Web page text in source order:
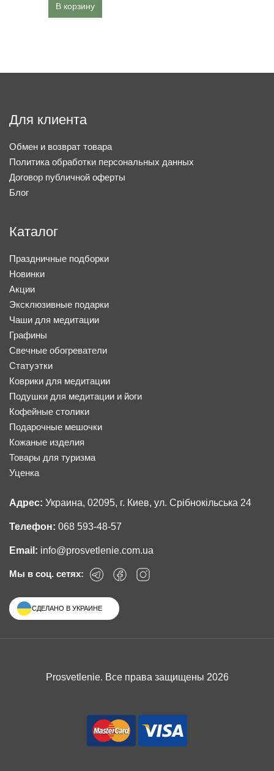
В корзину
Для клиента
Обмен и возврат товара
Политика обработки персональных данных
Договор публичной оферты
Блог
Каталог
Праздничные подборки
Новинки
Акции
Эксклюзивные подарки
Чаши для медитации
Графины
Свечные обогреватели
Статуэтки
Коврики для медитации
Подушки для медитации и йоги
Кофейные столики
Подарочные мешочки
Кожаные изделия
Товары для туризма
Уценка
Адрес: Украина, 02095, г. Киев, ул. Срібнокільська 24
Телефон: 068 593-48-57
Email: info@prosvetlenie.com.ua
Мы в соц. сетях:
СДЕЛАНО В УКРАИНЕ
Prosvetlenie. Все права защищены 2026